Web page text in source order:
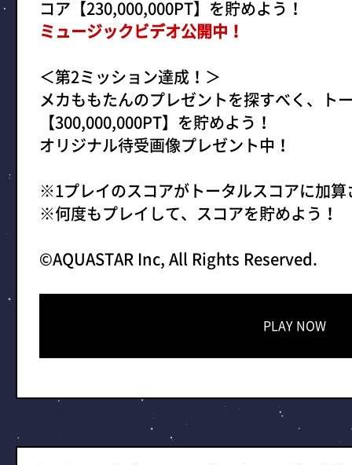
コア【230,000,000PT】を貯めよう！
ミュージックビデオ公開中！
＜第2ミッション達成！＞
メカももたんのプレゼントを探すべく、ト
【300,000,000PT】を貯めよう！
オリジナル待受画像プレゼント中！
※1プレイのスコアがトータルスコアに加算
※何度もプレイして、スコアを貯めよう！
©AQUASTAR Inc, All Rights Reserved.
PLAY NOW